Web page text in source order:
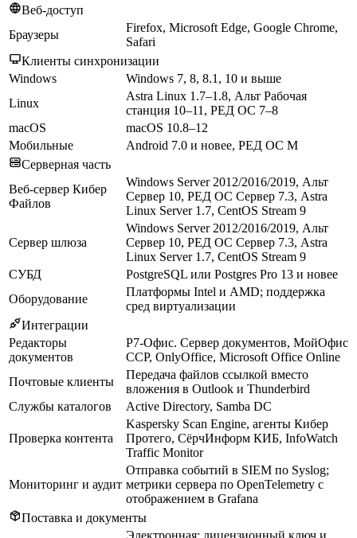
Веб-доступ
Браузеры
Firefox, Microsoft Edge, Google Chrome,
Safari
Клиенты синхронизации
Windows
Windows 7, 8, 8.1, 10 и выше
Linux
Astra Linux 1.7–1.8, Альт Рабочая
станция 10–11, РЕД ОС 7–8
macOS
macOS 10.8–12
Мобильные
Android 7.0 и новее, РЕД ОС М
Серверная часть
Веб-сервер Кибер
Файлов
Windows Server 2012/2016/2019, Альт
Сервер 10, РЕД ОС Сервер 7.3, Astra
Linux Server 1.7, CentOS Stream 9
Сервер шлюза
Windows Server 2012/2016/2019, Альт
Сервер 10, РЕД ОС Сервер 7.3, Astra
Linux Server 1.7, CentOS Stream 9
СУБД
PostgreSQL или Postgres Pro 13 и новее
Оборудование
Платформы Intel и AMD; поддержка
сред виртуализации
Интеграции
Редакторы
документов
Р7-Офис. Сервер документов, МойОфис
ССР, OnlyOffice, Microsoft Office Online
Почтовые клиенты
Передача файлов ссылкой вместо
вложения в Outlook и Thunderbird
Службы каталогов
Active Directory, Samba DC
Проверка контента
Kaspersky Scan Engine, агенты Кибер
Протего, СёрчИнформ КИБ, InfoWatch
Traffic Monitor
Мониторинг и аудит
Отправка событий в SIEM по Syslog;
метрики сервера по OpenTelemetry с
отображением в Grafana
Поставка и документы